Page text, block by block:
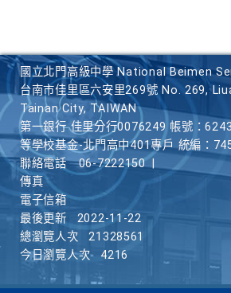
國立北門高級中學 National Beimen
台南市佳里區六安里269號 No. 269,
Tainan City, TAIWAN
第一銀行 佳里分行0076249 帳號：
等學校基金-北門高中401專戶 統編：
聯絡電話
06-7222150
傳真
電子信箱
最後更新
2022-11-22
總瀏覽人次
21328561
今日瀏覽人次
4216